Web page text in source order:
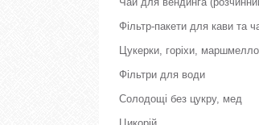
Фільтр-пакети для кави та
Цукерки, горіхи,
Фільтри для води
Солодощі без цукру, мед